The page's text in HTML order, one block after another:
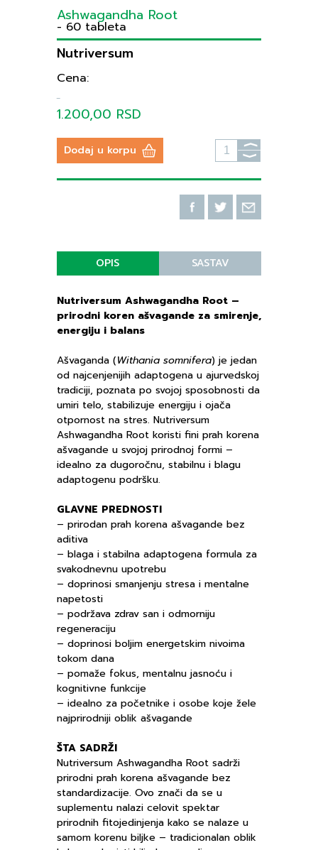
Ashwagandha Root
- 60 tableta
Nutriversum
Cena:
1.200,00 RSD
Dodaj u korpu
⟩
⟩
OPIS SASTAV
Nutriversum Ashwagandha Root –
prirodni koren ašvagande za smirenje,
energiju i balans
Ašvaganda (Withania somnifera) je jedan
od najcenjenijih adaptogena u ajurvedskoj
tradiciji, poznata po svojoj sposobnosti da
umiri telo, stabilizuje energiju i ojača
otpornost na stres. Nutriversum
Ashwagandha Root koristi fini prah korena
ašvagande u svojoj prirodnoj formi –
idealno za dugoročnu, stabilnu i blagu
adaptogenu podršku.
GLAVNE PREDNOSTI
– prirodan prah korena ašvagande bez
aditiva
– blaga i stabilna adaptogena formula za
svakodnevnu upotrebu
– doprinosi smanjenju stresa i mentalne
napetosti
– podržava zdrav san i odmorniju
regeneraciju
– doprinosi boljim energetskim nivoima
tokom dana
– pomaže fokus, mentalnu jasnoću i
kognitivne funkcije
– idealno za početnike i osobe koje žele
najprirodniji oblik ašvagande
ŠTA SADRŽI
Nutriversum Ashwagandha Root sadrži
prirodni prah korena ašvagande bez
standardizacije. Ovo znači da se u
suplementu nalazi celovit spektar
prirodnih fitojedinjenja kako se nalaze u
samom korenu biljke – tradicionalan oblik